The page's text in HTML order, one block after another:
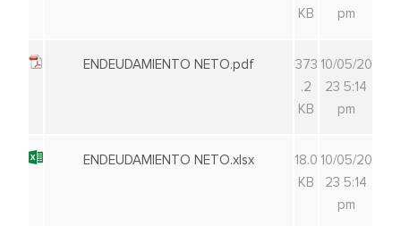
KB
pm
ENDEUDAMIENTO NETO.pdf
373
.2
KB
10/05/20
23 5:14
pm
ENDEUDAMIENTO NETO.xlsx
18.0
KB
10/05/20
23 5:14
pm